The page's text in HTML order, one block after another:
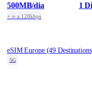
500MB/dia
+ ∞ a 128kbps
1
5G